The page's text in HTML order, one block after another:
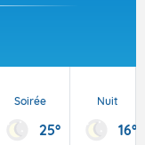
Soirée
25°
Nuit
16°